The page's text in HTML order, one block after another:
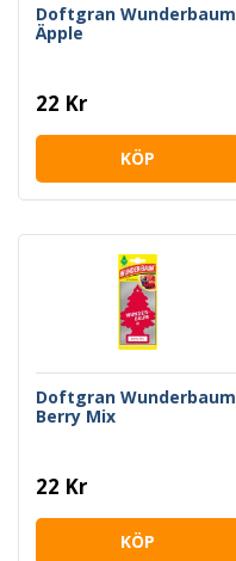
Doftgran Wunderbaum
Äpple
22 Kr
KÖP
Doftgran Wunderbaum
Berry Mix
22 Kr
KÖP